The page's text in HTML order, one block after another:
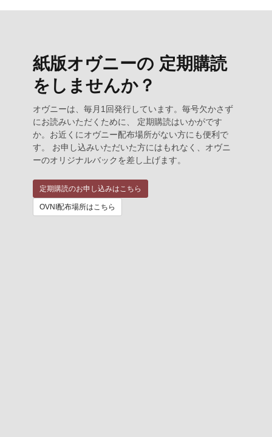
紙版オヴニーの 定期購読
をしませんか？
オヴニーは、毎月1回発行しています。毎号欠かさず
にお読みいただくために、 定期購読はいかがです
か。お近くにオヴニー配布場所がない方にも便利で
す。 お申し込みいただいた方にはもれなく、オヴニ
ーのオリジナルバックを差し上げます。
定期購読のお申し込みはこちら
OVNI配布場所はこちら